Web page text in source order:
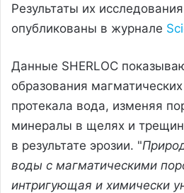
Результаты их
опубликованы в журнале
Данные SHERLOC
образования
протекала вода, изменяя
минералы в щелях и
в результате эрозии. "
воды с магматическими
интригующая и химически